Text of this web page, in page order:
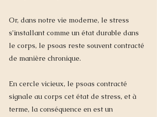
Or, dans notre vie moderne, le stress
s’installant comme un état durable dans
le corps, le psoas reste souvent contracté
de manière chronique.
En cercle vicieux, le psoas contracté
signale au corps cet état de stress, et à
terme, la conséquence en est un